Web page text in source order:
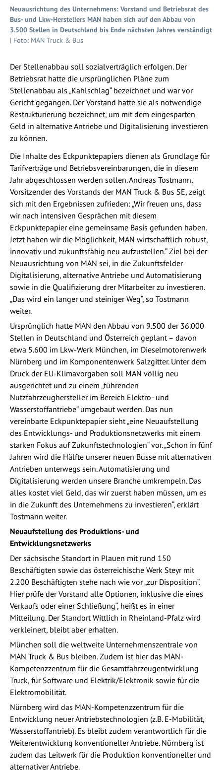
Neuausrichtung des Unternehmens: Vorstand und Betriebsrat des
Bus- und Lkw-Herstellers MAN haben sich auf den Abbau von
3.500 Stellen in Deutschland bis Ende nächsten Jahres verständigt
| Foto: MAN Truck & Bus
Der Stellenabbau soll sozialverträglich erfolgen. Der
Betriebsrat hatte die ursprünglichen Pläne zum
Stellenabbau als „Kahlschlag“ bezeichnet und war vor
Gericht gegangen. Der Vorstand hatte sie als notwendige
Restrukturierung bezeichnet, um mit dem eingesparten
Geld in alternative Antriebe und Digitalisierung investieren
zu können.
Die Inhalte des Eckpunktepapiers dienen als Grundlage für
Tarifverträge und Betriebsvereinbarungen, die in diesem
Jahr abgeschlossen werden sollen. Andreas Tostmann,
Vorsitzender des Vorstands der MAN Truck & Bus SE, zeigt
sich mit den Ergebnissen zufrieden: „Wir freuen uns, dass
wir nach intensiven Gesprächen mit diesem
Eckpunktepapier eine gemeinsame Basis gefunden haben.
Jetzt haben wir die Möglichkeit, MAN wirtschaftlich robust,
innovativ und zukunftsfähig neu aufzustellen.“ Ziel bei der
Neuausrichtung von MAN sei, in die Zukunftsfelder
Digitalisierung, alternative Antriebe und Automatisierung
sowie in die Qualifizierung drer Mitarbeiter zu investieren.
„Das wird ein langer und steiniger Weg“, so Tostmann
weiter.
Ursprünglich hatte MAN den Abbau von 9.500 der 36.000
Stellen in Deutschland und Österreich geplant – davon
etwa 5.600 im Lkw-Werk München, im Dieselmotorenwerk
Nürnberg und im Komponentenwerk Salzgitter. Unter dem
Druck der EU-Klimavorgaben soll MAN völlig neu
ausgerichtet und zu einem „führenden
Nutzfahrzeughersteller im Bereich Elektro- und
Wasserstoffantriebe“ umgebaut werden. Das nun
vereinbarte Eckpunktepapier sieht „eine Neuaufstellung
des Entwicklungs- und Produktionsnetzwerks mit einem
starken Fokus auf Zukunftstechnologien“ vor. „Schon in fünf
Jahren wird die Hälfte unserer neuen Busse mit alternativen
Antrieben unterwegs sein. Automatisierung und
Digitalisierung werden unsere Branche umkrempeln. Das
alles kostet viel Geld, das wir zuerst haben müssen, um es
in die Zukunft des Unternehmens zu investieren“, erklärt
Tostmann weiter.
Neuaufstellung des Produktions- und
Entwicklungsnetzwerks
Der sächsische Standort in Plauen mit rund 150
Beschäftigten sowie das österreichische Werk Steyr mit
2.200 Beschäftigten stehe nach wie vor „zur Disposition“.
Hier prüfe der Vorstand alle Optionen, inklusive die eines
Verkaufs oder einer Schließung“, heißt es in einer
Mitteilung. Der Standort Wittlich in Rheinland-Pfalz wird
verkleinert, bleibt aber erhalten.
München soll die weltweite Unternehmenszentrale von
MAN Truck & Bus bleiben. Zudem ist hier das MAN-
Kompetenzzentrum für die Gesamtfahrzeugentwicklung
Truck, für Software und Elektrik/Elektronik sowie für die
Elektromobilität.
Nürnberg wird das MAN-Kompetenzzentrum für die
Entwicklung neuer Antriebstechnologien (z.B. E-Mobilität,
Wasserstoffantrieb). Es bleibt zudem verantwortlich für die
Weiterentwicklung konventioneller Antriebe. Nürnberg ist
zudem das Leitwerk für die Produktion konventioneller und
alternativer Antriebe.